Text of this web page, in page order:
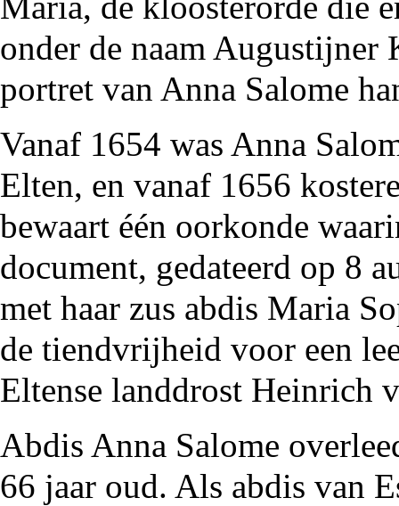
onder de naam
portret van Anna Salome
Vanaf 1654 was Anna
Elten, en vanaf 1656
bewaart één oorkonde
document, gedateerd op 8
met haar zus abdis Maria
de tiendvrijheid voor een
Eltense landdrost Heinrich
Abdis Anna Salome
66 jaar oud. Als abdis van